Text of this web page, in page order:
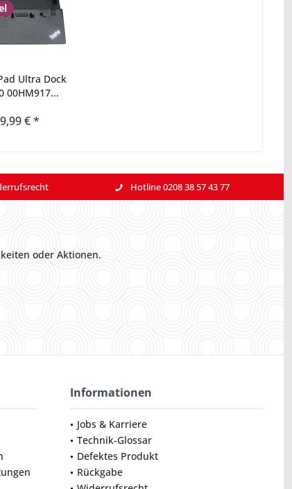
Ultra Dock
00HM917...
€ *
Hotline 0208 38 57 43 77
oder Aktionen.
Informationen
Jobs & Karriere
Technik-Glossar
Defektes Produkt
Rückgabe